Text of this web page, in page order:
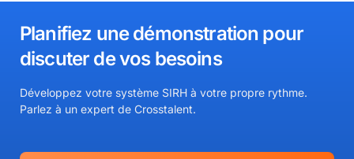
Planifiez une démonstration pour
discuter de vos besoins​
Développez votre système SIRH à votre propre rythme.
Parlez à un expert de Crosstalent.